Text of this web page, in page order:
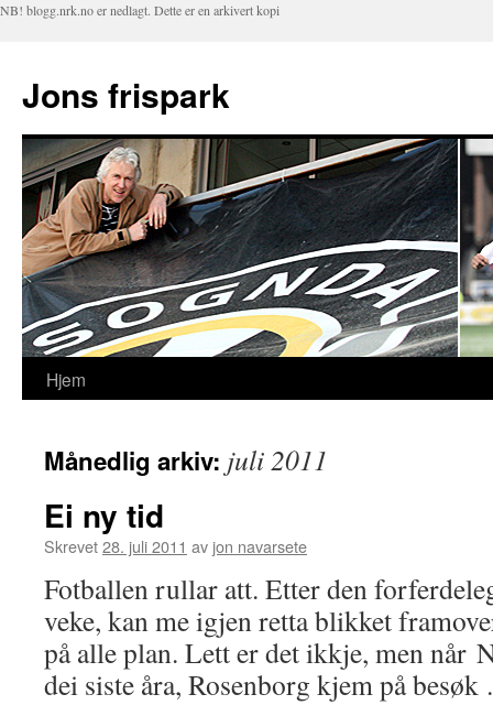
NB! blogg.nrk.no er nedlagt. Dette er en arkivert kopi
Jons frispark
Hopp
innhold
Hjem
Månedlig arkiv: juli 2011
Ei ny tid
Skrevet28. juli 2011 av jon navarsete
Fotballen rullar att. Etter den
veke, kan me igjen retta blikket
på alle plan. Lett er det ikkje, men når
dei siste åra, Rosenborg kjem på